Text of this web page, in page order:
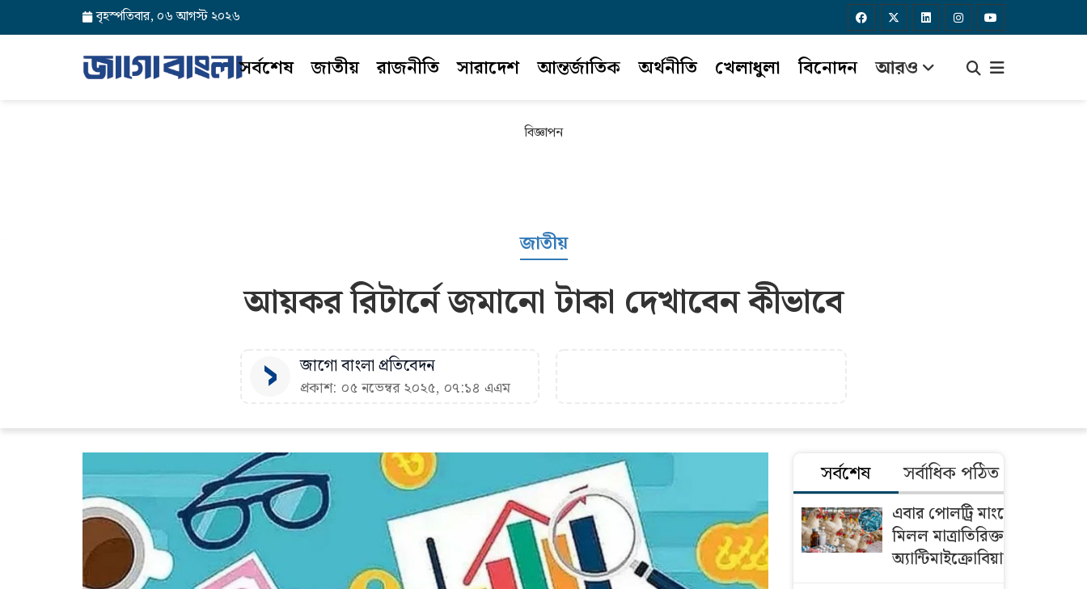
বৃহস্পতিবার, ০৬ আগস্ট ২০২৬
সর্বশেষ জাতীয় রাজনীতি সারাদেশ আন্তর্জাতিক অর্থনীতি খেলাধুলা বিনোদন আরও
বিজ্ঞাপন
জাতীয়
আয়কর রিটার্নে জমানো টাকা দেখাবেন কীভাবে
জাগো বাংলা প্রতিবেদন
প্রকাশ: ০৫ নভেম্বর ২০২৫, ০৭:১৪ এএম
সর্বশেষ সর্বাধিক পঠিত
এবার পোলট্রি মাংসে
মিলল মাত্রাতিরিক্ত
অ্যান্টিমাইক্রোবিয়াল